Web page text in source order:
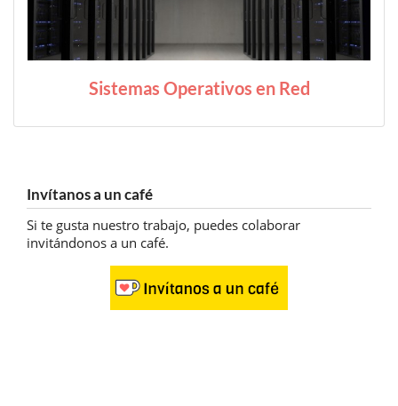
Sistemas Operativos en Red
Invítanos a un café
Si te gusta nuestro trabajo, puedes colaborar
invitándonos a un café.